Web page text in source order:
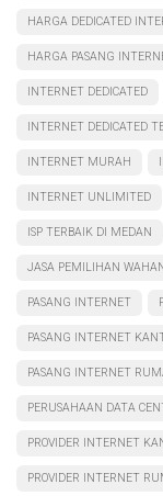
HARGA DEDICATED
HARGA PASANG
INTERNET DEDICATED
INTERNET DEDICATED
INTERNET MURAH
INTERNET UNLIMITED
ISP TERBAIK DI MEDAN
JASA PEMILIHAN
PASANG INTERNET
PASANG INTERNET
PASANG INTERNET
PERUSAHAAN DATA
PROVIDER INTERNET
PROVIDER INTERNET